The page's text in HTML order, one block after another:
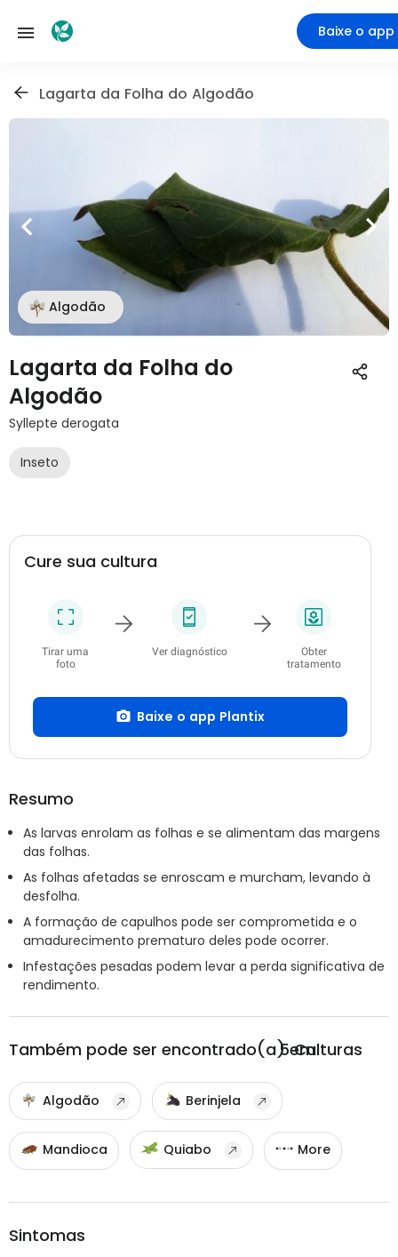
Baixe o app
Lagarta da Folha do Algodão
Algodão
Lagarta da Folha do
Algodão
Syllepte derogata
Inseto
Cure sua cultura
Tirar uma
foto
Ver diagnóstico
Obter
tratamento
Baixe o app Plantix
Resumo
As larvas enrolam as folhas e se alimentam das margens
das folhas.
As folhas afetadas se enroscam e murcham, levando à
desfolha.
A formação de capulhos pode ser comprometida e o
amadurecimento prematuro deles pode ocorrer.
Infestações pesadas podem levar a perda significativa de
rendimento.
Também pode ser encontrado(a) em
5Culturas
Algodão Berinjela
Mandioca Quiabo More
Sintomas